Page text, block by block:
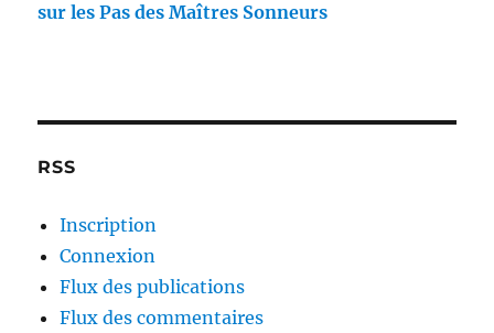
sur les Pas des Maîtres Sonneurs
RSS
Inscription
Connexion
Flux des publications
Flux des commentaires